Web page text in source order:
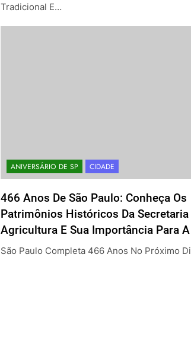
Tradicional E…
ANIVERSÁRIO DE SP CIDADE
466 Anos De São Paulo: Conheça Os
Patrimônios Históricos Da Secretaria
Agricultura E Sua Importância Para
São Paulo Completa 466 Anos No Próximo